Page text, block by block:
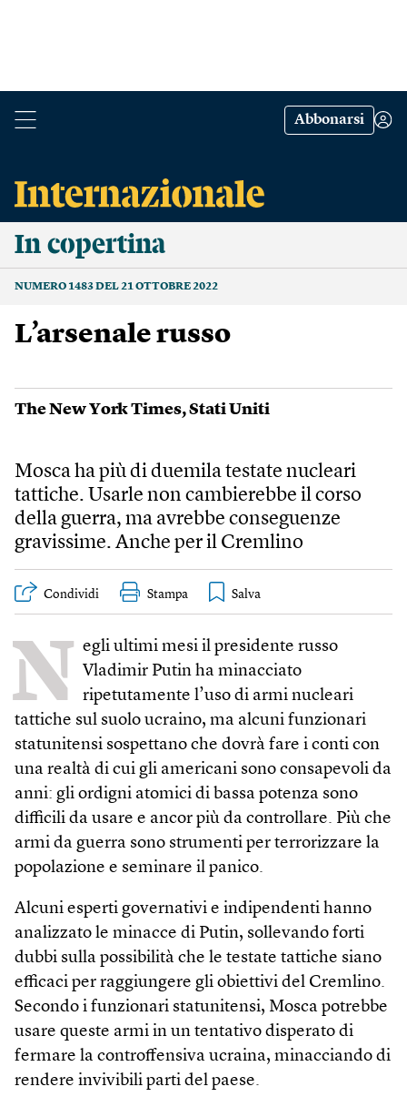
Abbonarsi
In copertina
NUMERO 1483 DEL 21 OTTOBRE 2022
L’arsenale russo
The New York Times, Stati Uniti
Mosca ha più di duemila testate nucleari
tattiche. Usarle non cambierebbe il corso
della guerra, ma avrebbe conseguenze
gravissime. Anche per il Cremlino
Condividi Stampa
N egli ultimi mesi il presidente russo
Vladimir Putin ha minacciato
ripetutamente l’uso di armi nucleari
tattiche sul suolo ucraino, ma alcuni funzionari
statunitensi sospettano che dovrà fare i conti con
una realtà di cui gli americani sono consapevoli da
anni: gli ordigni atomici di bassa potenza sono
difficili da usare e ancor più da controllare. Più che
armi da guerra sono strumenti per terrorizzare la
popolazione e seminare il panico.
Alcuni esperti governativi e indipendenti hanno
analizzato le minacce di Putin, sollevando forti
dubbi sulla possibilità che le testate tattiche siano
efficaci per raggiungere gli obiettivi del Cremlino.
Secondo i funzionari statunitensi, Mosca potrebbe
usare queste armi in un tentativo disperato di
fermare la controffensiva ucraina, minacciando di
rendere invivibili parti del paese.